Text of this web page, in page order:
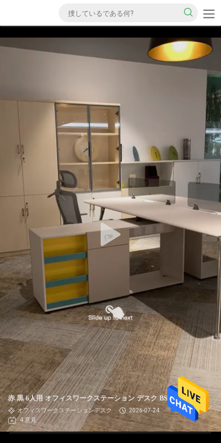
赤 黒 6人用 オフィスワークステーション デスク BS-W101
オフィスワークステーションデスク
2026-07-24
4 意見